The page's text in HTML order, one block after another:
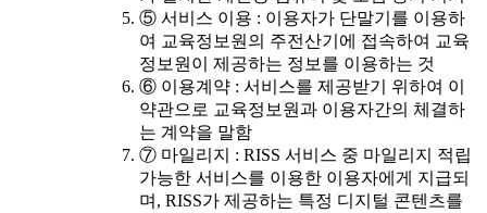
⑤ 서비스 이용 : 이용자가 단말기를 이용하
여 교육정보원의 주전산기에 접속하여 교육
정보원이 제공하는 정보를 이용하는 것
⑥ 이용계약 : 서비스를 제공받기 위하여 이
약관으로 교육정보원과 이용자간의 체결하
는 계약을 말함
⑦ 마일리지 : RISS 서비스 중 마일리지 적립
가능한 서비스를 이용한 이용자에게 지급되
며, RISS가 제공하는 특정 디지털 콘텐츠를